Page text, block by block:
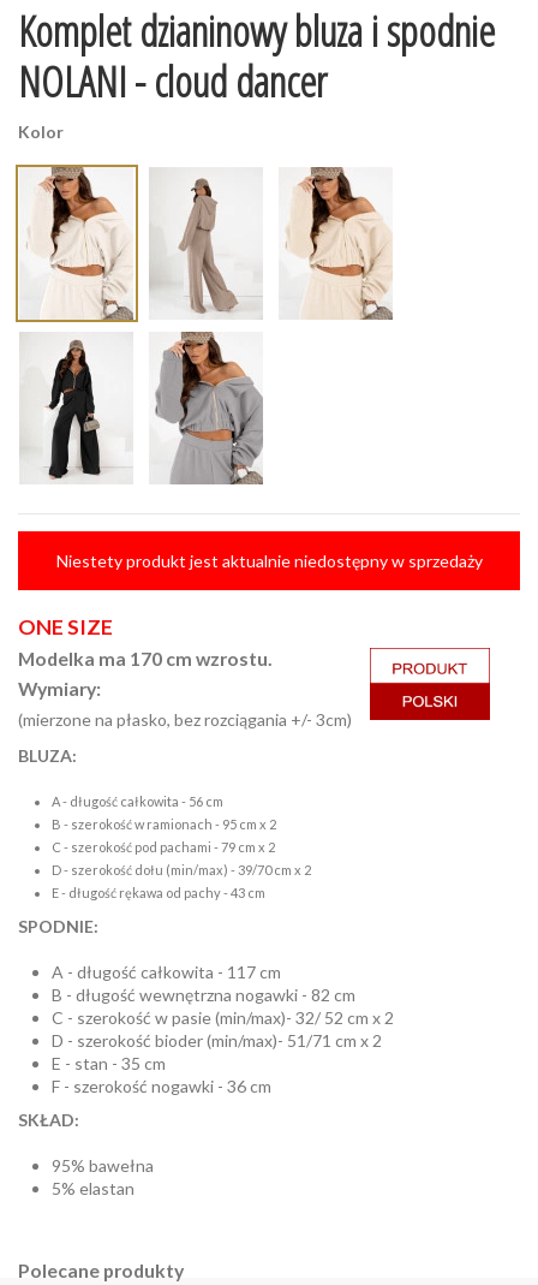
Komplet dzianinowy bluza i spodnie
NOLANI - cloud dancer
Kolor
Niestety produkt jest aktualnie niedostępny w sprzedaży
ONE SIZE
Modelka ma 170 cm wzrostu.
Wymiary:
(mierzone na płasko, bez rozciągania +/- 3cm)
BLUZA:
A - długość całkowita - 56 cm
B - szerokość w ramionach - 95 cm x 2
C - szerokość pod pachami - 79 cm x 2
D - szerokość dołu (min/max) - 39/70 cm x 2
E - długość rękawa od pachy - 43 cm
SPODNIE:
A - długość całkowita - 117 cm
B - długość wewnętrzna nogawki - 82 cm
C - szerokość w pasie (min/max)- 32/ 52 cm x 2
D - szerokość bioder (min/max)- 51/71 cm x 2
E - stan - 35 cm
F - szerokość nogawki - 36 cm
SKŁAD:
95% bawełna
5% elastan
Polecane produkty